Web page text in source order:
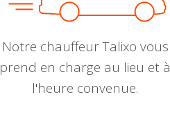
Notre chauffeur Talixo vous
prend en charge au lieu et à
l'heure convenue.